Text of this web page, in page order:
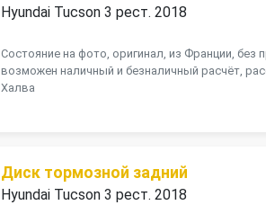
Hyundai Tucson 3 рест. 2018
Состояние на фото, оригинал, из Франции, без
возможен наличный и безналичный расчёт,
Халва
Диск тормозной задний
Hyundai Tucson 3 рест. 2018